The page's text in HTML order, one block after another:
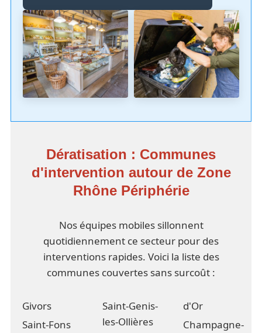
Dératisation : Communes
d'intervention autour de Zone
Rhône Périphérie
Nos équipes mobiles sillonnent
quotidiennement ce secteur pour des
interventions rapides. Voici la liste des
communes couvertes sans surcoût :
Givors
Saint-Fons
Saint-Genis-
les-Ollières
d'Or
Champagne-